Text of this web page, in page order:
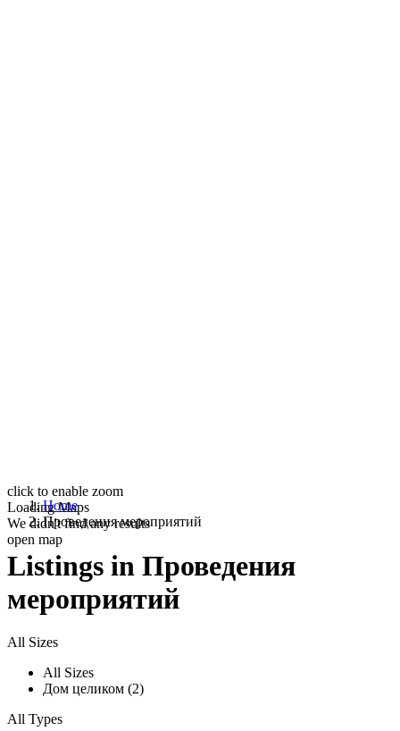
click to enable zoom
Loading Maps
We didn't find any results
open map
Home
Проведения мероприятий
Listings in Проведения
мероприятий
All Sizes
All Sizes
Дом целиком (2)
All Types